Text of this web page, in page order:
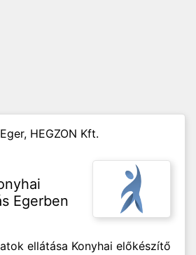
Eger, HEGZON Kft.
Egerben
ellátása Konyhai előkészítő